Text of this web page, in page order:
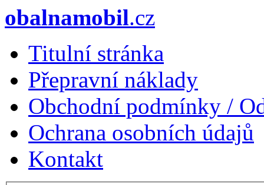
obalnamobil.cz
Titulní stránka
Přepravní náklady
Obchodní podmínky /
Ochrana osobních údajů
Kontakt